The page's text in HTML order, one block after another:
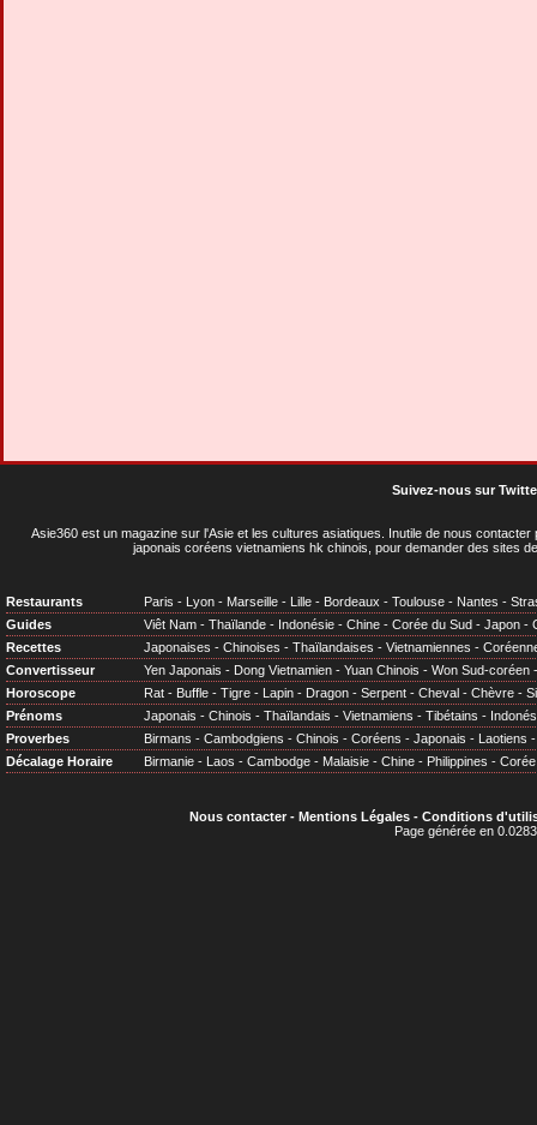
Suivez-nous sur
Asie360 est un magazine sur l'Asie et les cultures asiatiques . Inutile de nous
japonais coréens vietnamiens hk chinois, pour demander des sites
Restaurants Paris - Lyon - Marseille - Lille - Bordeaux - Toulouse - Nantes -
Guides
Viêt Nam - Thaïlande - Indonésie - Chine - Corée du Sud - Japon -
Recettes
Japonaises - Chinoises - Thaïlandaises - Vietnamiennes -
Convertisseur
Yen Japonais - Dong Vietnamien - Yuan Chinois - Won Sud-coréen
Horoscope
Rat - Buffle - Tigre - Lapin - Dragon - Serpent - Cheval - Chèvre -
Prénoms
Japonais - Chinois - Thaïlandais - Vietnamiens - Tibétains -
Proverbes
Birmans - Cambodgiens - Chinois - Coréens - Japonais - Laotiens
Décalage Horaire
Birmanie - Laos - Cambodge - Malaisie - Chine - Philippines - Corée
Nous contacter- Mentions Légales- Conditions
Page générée en